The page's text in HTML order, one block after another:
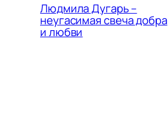
Людмила Дугарь –
неугасимая свеча добра
и любви